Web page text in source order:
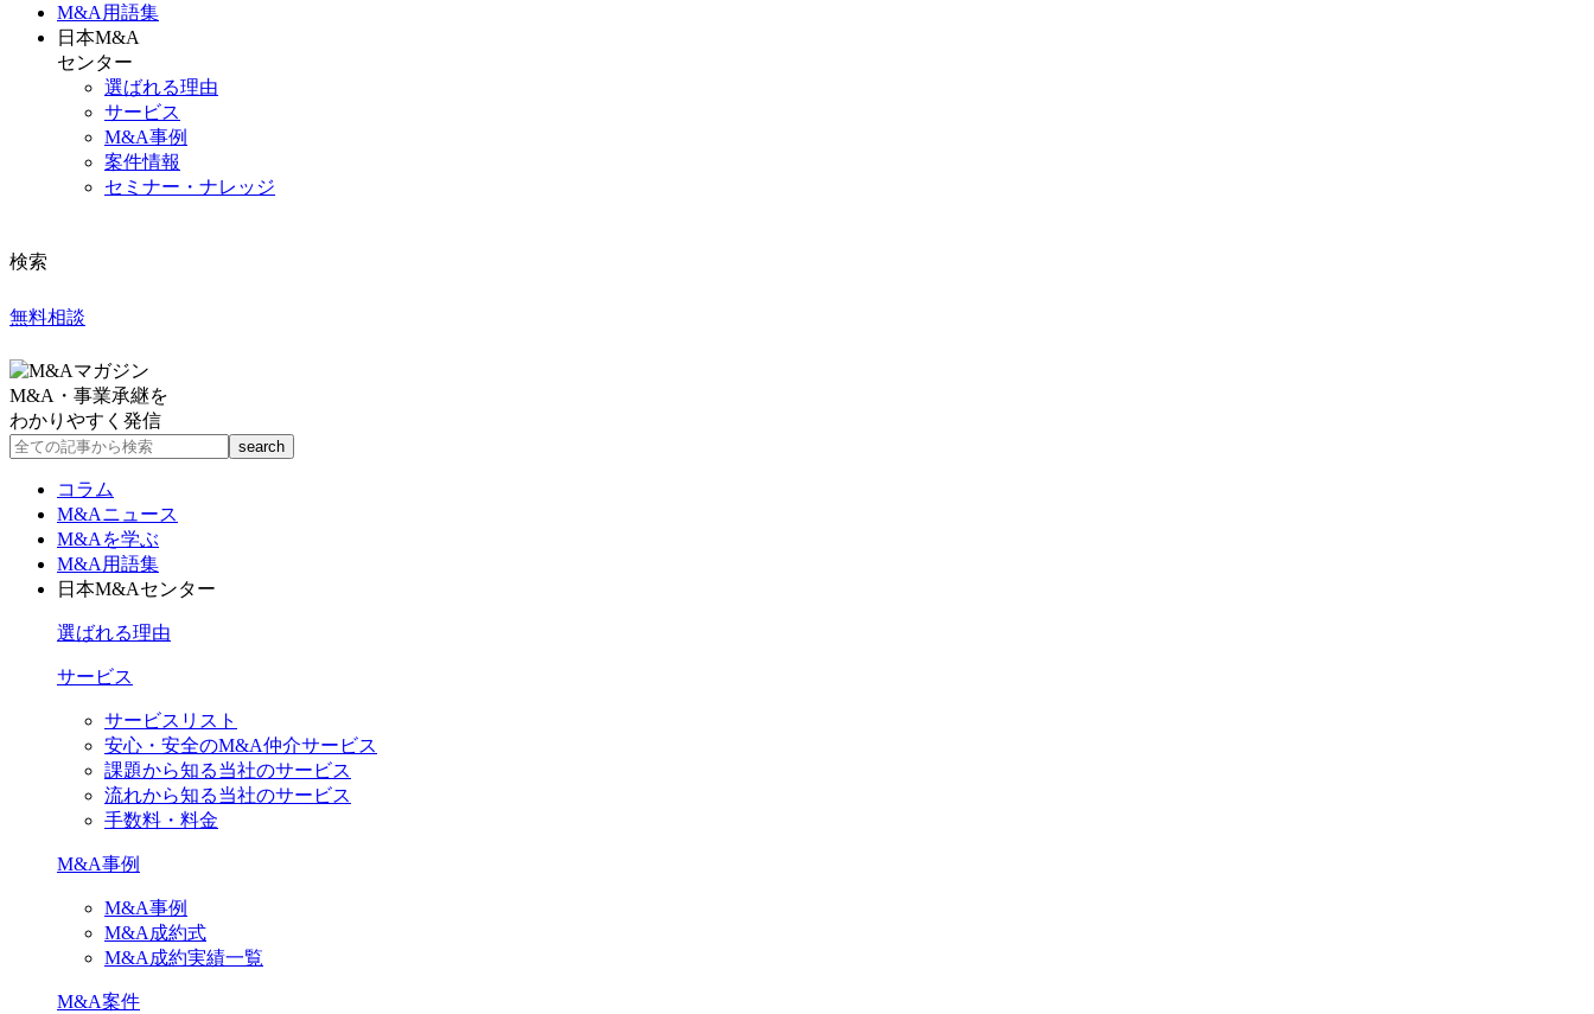
M&A 用語集
日本M&A
センター
選ばれる理由
サービス
M&A事例
案件情報
セミナー・ナレッジ
検索
無料相談
M&A・事業承継を
わかりやすく発信
コラム
M&Aニュース
M&Aを学ぶ
M&A用語集
日本M&Aセンター
選ばれる理由
サービス
サービスリスト
安心・安全のM&A仲介サービス
課題から知る当社のサービス
流れから知る当社のサービス
手数料・料金
M&A事例
M&A事例
M&A成約式
M&A成約実績一覧
M&A案件